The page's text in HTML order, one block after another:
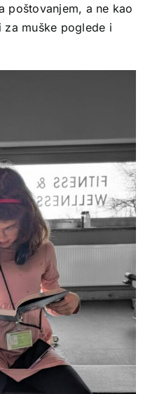
poštovanjem, a ne kao
za muške poglede i